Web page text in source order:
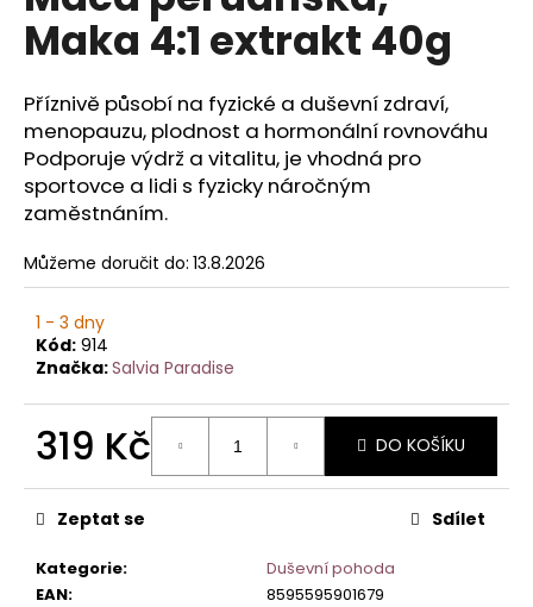
0,0
hvězdiček.
Maka 4:1 extrakt 40g
Příznivě působí na fyzické a duševní zdraví,
menopauzu, plodnost a hormonální rovnováhu
Podporuje výdrž a vitalitu, je vhodná pro
sportovce a lidi s fyzicky náročným
zaměstnáním.
Můžeme doručit do: 13.8.2026
1 - 3 dny
Kód: 914
Značka:Salvia Paradise
319 Kč
cena:
DO KOŠÍKU
Kategorie:
Duševní pohoda
EAN: 8595595901679
Zeptat se Sdílet
a
j
í
t
?
HLEDAT
D
o
p
o
r
u
u